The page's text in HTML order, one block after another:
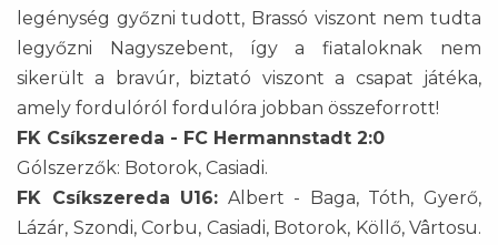
legénység győzni tudott, Brassó viszont nem tudta
legyőzni Nagyszebent, így a fiataloknak nem
sikerült a bravúr, biztató viszont a csapat játéka,
amely fordulóról fordulóra jobban összeforrott!
FK Csíkszereda - FC Hermannstadt 2:0
Gólszerzők: Botorok, Casiadi.
FK Csíkszereda U16: Albert - Baga, Tóth, Gyerő,
Lázár, Szondi, Corbu, Casiadi, Botorok, Köllő, Vârtosu.